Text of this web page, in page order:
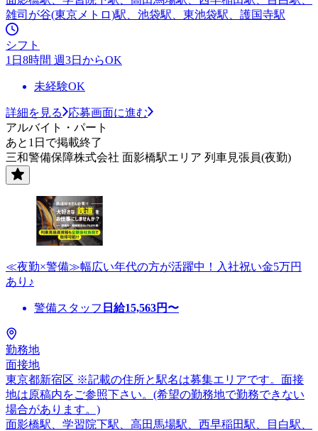
雑司が谷(東京メトロ)駅、池袋駅、東池袋駅、護国寺駅
シフト
1日8時間 週3日からOK
未経験OK
詳細を見る
応募画面に進む
アルバイト・パート
あと1日で掲載終了
三和警備保障株式会社 面影橋駅エリア 列車見張員(夜勤)
≪夜勤×警備≫幅広い年代の方が活躍中！入社祝い金5万円
あり♪
警備スタッフ 日給15,563円〜
勤務地
面接地
東京都新宿区 ※記載の住所と駅名は募集エリアです。面接
地は原稿内をご参照下さい。(希望の勤務地で勤務できない
場合があります。)
面影橋駅、学習院下駅、高田馬場駅、西早稲田駅、目白駅、